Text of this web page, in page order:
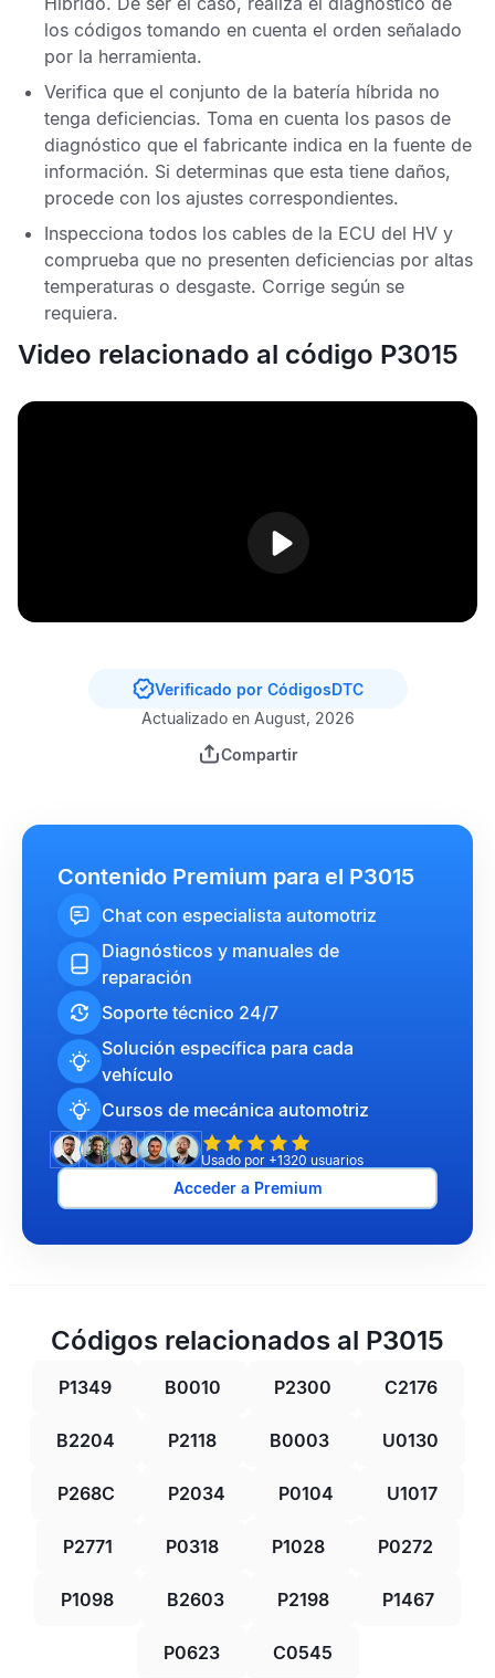
los códigos tomando en cuenta el orden señalado
por la herramienta.
Verifica que el conjunto de la batería híbrida no
tenga deficiencias. Toma en cuenta los pasos de
diagnóstico que el fabricante indica en la fuente de
información. Si determinas que esta tiene daños,
procede con los ajustes correspondientes.
Inspecciona todos los cables de la ECU del HV y
comprueba que no presenten deficiencias por altas
temperaturas o desgaste. Corrige según se
requiera.
Video relacionado al código P3015
Verificado por CódigosDTC
Actualizado en August, 2026
Compartir
Contenido Premium para el P3015
Chat con especialista automotriz
Diagnósticos y manuales de
reparación
Soporte técnico 24/7
Solución específica para cada
vehículo
Cursos de mecánica automotriz
Usado por +1320 usuarios
Acceder a Premium
Códigos relacionados al P3015
P1349 B0010 P2300 C2176
B2204 P2118 B0003 U0130
P268C P2034 P0104 U1017
P2771 P0318 P1028 P0272
P1098 B2603 P2198 P1467
P0623 C0545